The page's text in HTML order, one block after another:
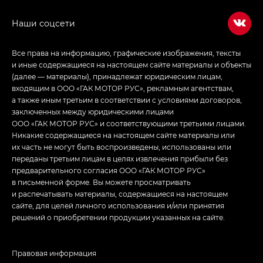
Все права на информацию, графические изображения, тексты
и иные содержащиеся на настоящем сайте материалы и объекты
(далее — материалы), принадлежат юридическим лицам,
входящим в ООО «ГАК МОТОР РУС», рекламным агентствам,
а также иным третьим в соответствии с условиями договоров,
заключенных между юридическими лицами
ООО «ГАК МОТОР РУС» и соответствующими третьими лицами.
Никакие содержащиеся на настоящем сайте материалы или
их часть не могут быть воспроизведены, использованы или
переданы третьим лицам в целях извлечения прибыли без
предварительного согласия ООО «ГАК МОТОР РУС»
в письменной форме. Вы можете просматривать
и распечатывать материалы, содержащиеся на настоящем
сайте, для целей личного использования и/или принятия
решений о приобретении продукции указанных на сайте.
Правовая информация